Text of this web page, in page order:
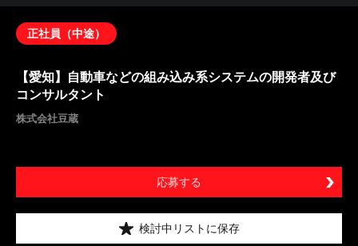
正社員（中途）
【愛知】自動車などの組み込み系システムの開発者及び
コンサルタント
株式会社豆蔵
応募する
検討中リストに保存